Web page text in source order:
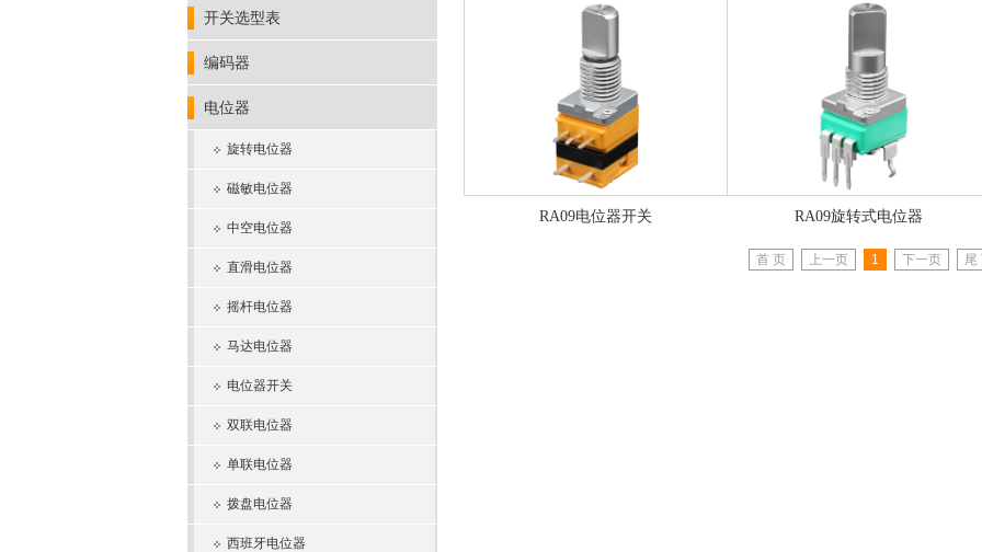
开关选型表
编码器
电位器
旋转电位器
磁敏电位器
中空电位器
直滑电位器
摇杆电位器
马达电位器
电位器开关
双联电位器
单联电位器
拨盘电位器
西班牙电位器
RA09电位器开关 RA09旋转式电位器
首 页 上一页 1 下一页 尾